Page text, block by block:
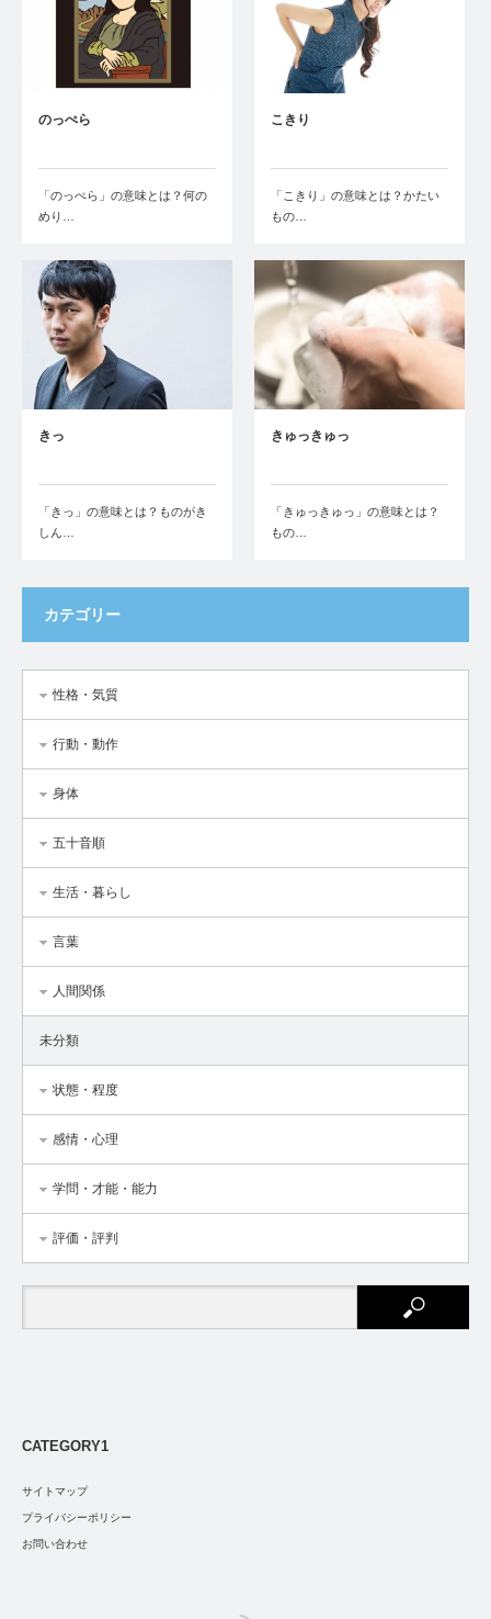
のっぺら
「のっぺら」の意味とは？何の
めり…
こきり
「こきり」の意味とは？かたい
もの…
きっ
「きっ」の意味とは？ものがき
しん…
きゅっきゅっ
「きゅっきゅっ」の意味とは？
もの…
カテゴリー
性格・気質
行動・動作
身体
五十音順
生活・暮らし
言葉
人間関係
未分類
状態・程度
感情・心理
学問・才能・能力
評価・評判
CATEGORY1
サイトマップ
プライバシーポリシー
お問い合わせ